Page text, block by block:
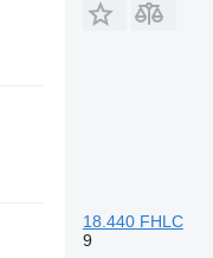
18.440 FHLC
9